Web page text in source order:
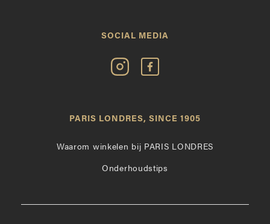
SOCIAL MEDIA
Volg
Paris
Instagram
Vind
op
PARIS LONDRES, SINCE 1905
Waarom winkelen bij PARIS LONDRES
Onderhoudstips